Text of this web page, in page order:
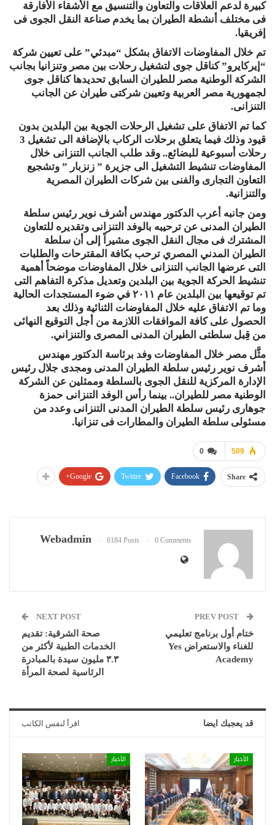
كبيرة لدعم العلاقات والتعاون والتنسيق مع الأشقاء الأفارقة
فى مختلف أنشطة الطيران بما يخدم صناعة النقل الجوى فى
إفريقيا.
تم خلال المفاوضات الاتفاق بشكل “مبدئي” على تعيين شركة
“إيركايرو” كناقل جوى لتشغيل رحلات بين مصر وتنزانيا بجانب
الشركة الوطنية مصر للطيران السابق تحديدها كناقل جوى
لجمهورية مصر العربية وتعيين شركتى طيران عن الجانب
التنزانى.
كما تم الاتفاق على تشغيل الرحلات الجوية بين البلدين بدون
قيود وذلك فيما يتعلق برحلات الركاب بالإضافة الى تشغيل 3
رحلات أسبوعية للبضائع.. وقد طلب الجانب التنزانى خلال
المفاوضات تنشيط التشغيل الى جزيرة ” زنزبار ” وتشجيع
التعاون التجارى والفنى بين شركات الطيران المصرية
والتنزانية.
ومن جانبه أعرب الدكتور مهندس أشرف نوير رئيس سلطة
الطيران المدنى عن ترحيبه بالوفد التنزانى وتقديره للتعاون
المشترك فى مجال النقل الجوى مشيراً إلى أن سلطة
الطيران المدني المصري ترحب بكافة المقترحات والطلبات
التى عرضها الجانب التنزانى خلال المفاوضات موضحاً أهمية
تنشيط الحركة الجوية بين البلدين وتعديل مذكرة التفاهم التى
تم توقيعها بين البلدين عام ٢٠١١ في ضوء المستجدات الحالية
وما تم الاتفاق عليه خلال المفاوضات الثنائية وذلك بعد
الحصول على كافة الموافقات اللازمة من أجل التوقيع النهائى
من قِبل سلطتى الطيران المدنى المصرى والتنزاني.
مثَّل مصر خلال المفاوضات وفد برئاسة الدكتور مهندس
أشرف نوير رئيس سلطة الطيران المدنى ومجدى جلال رئيس
الإدارة المركزية للنقل الجوى بالسلطة وممثلين عن الشركة
الوطنية مصر للطيران.. بينما رأس الوفد التنزانى حمزة
جوهارى رئيس سلطة الطيران المدنى التنزانى وعدد من
مسئولى سلطة الطيران والمطارات فى تنزانيا.
0 509
Share
Facebook
Twitter
Google+
Webadmin 6184 Posts 0 Comments
ختام أول برنامج تعليمي
للغناء والاستعراض Yes
Academy
NEXT POST
صحة الشرقية: تقديم
الخدمات الطبية لأكثر من
٣.٣ مليون سيدة بالمبادرة
الرئاسية لصحة المرأة
قد يعجبك ايضا اقرأ لنفس الكاتب
الأخبار الأخبار